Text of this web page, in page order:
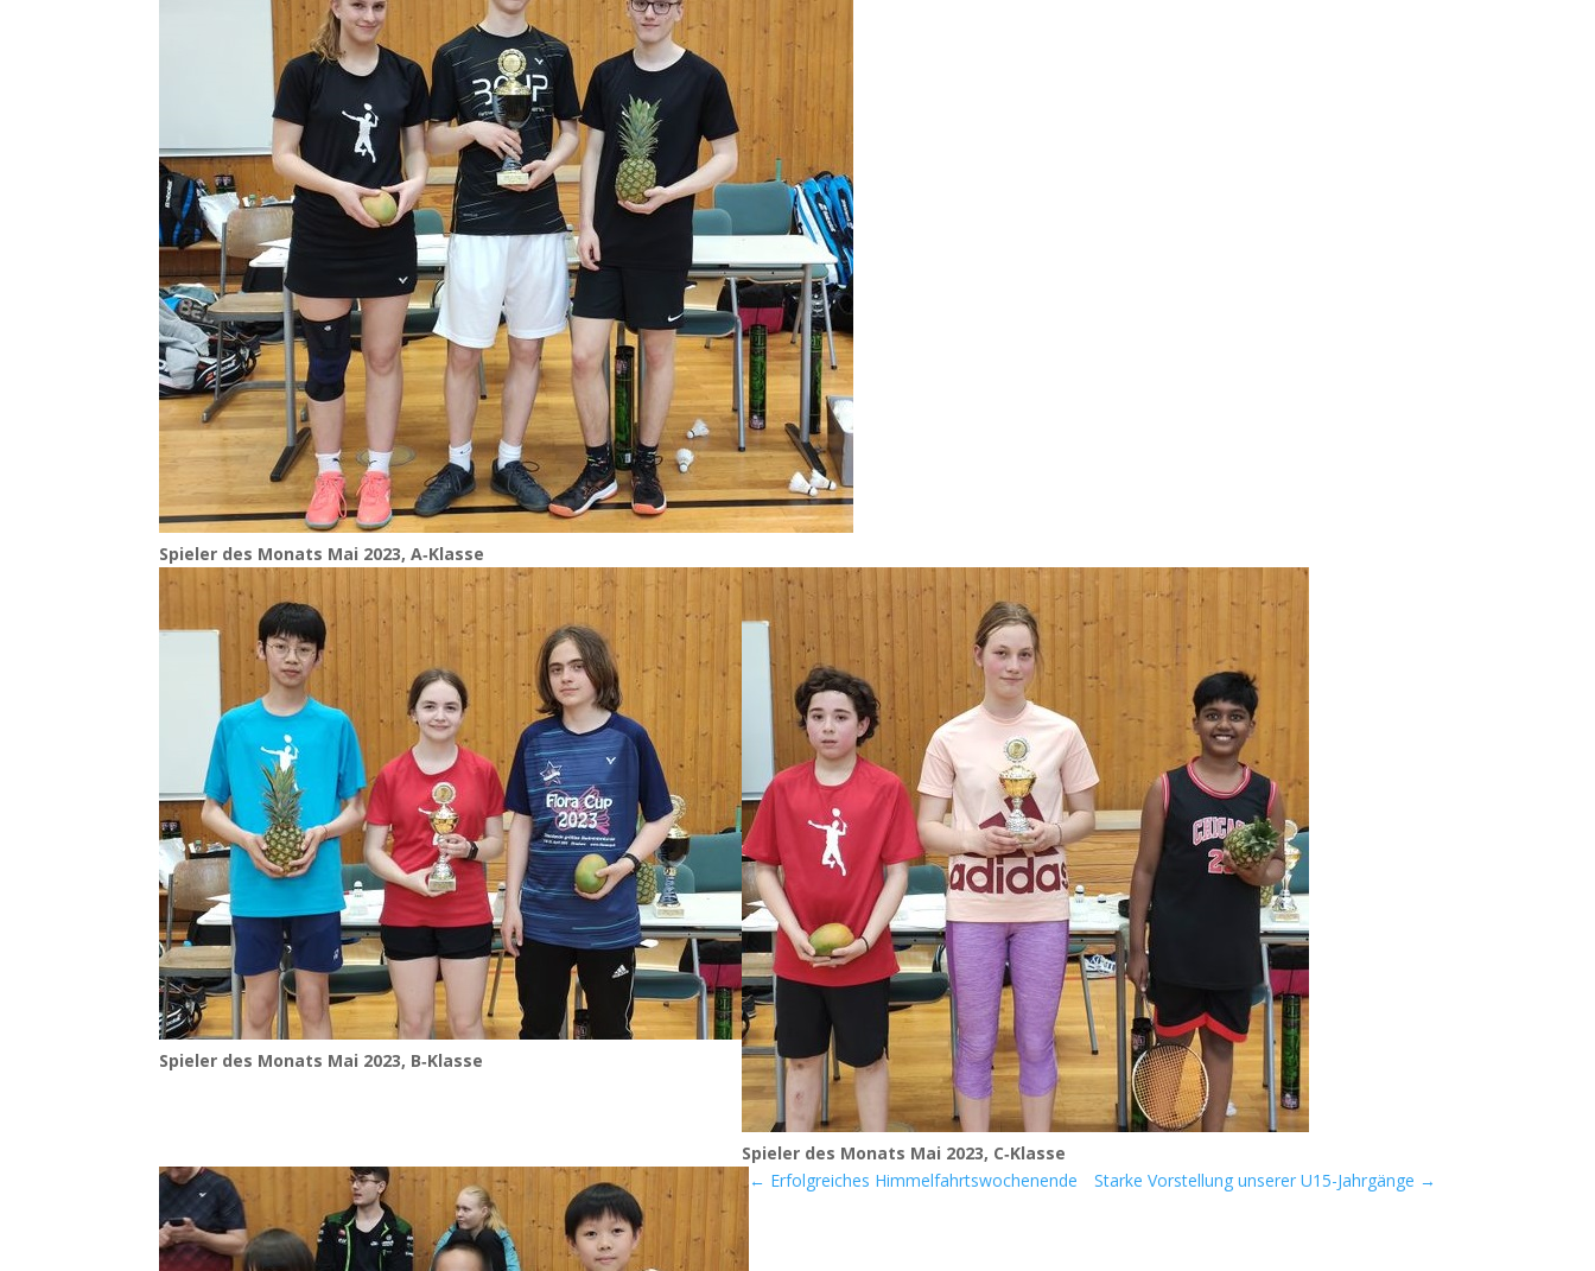
Spie­ler des Monats Mai 2023, A‑Klasse
Spie­ler des Monats Mai 2023, B‑Klasse
Spie­ler des Monats Mai 2023, C‑Klasse
← Erfolgreiches Himmelfahrtswochenende Starke Vorstellung unserer U15-Jahrgänge →